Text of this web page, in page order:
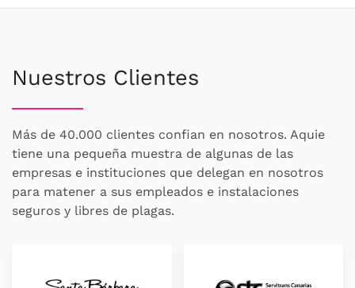
Nuestros Clientes
Más de 40.000 clientes confian en nosotros. Aquie
tiene una pequeña muestra de algunas de las
empresas e instituciones que delegan en nosotros
para matener a sus empleados e instalaciones
seguros y libres de plagas.